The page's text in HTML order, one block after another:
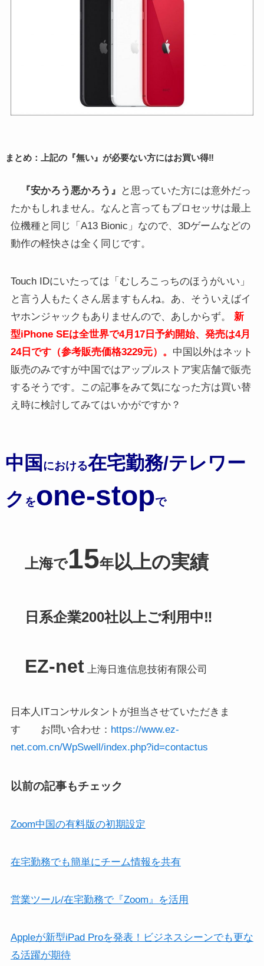
まとめ：上記の『無い』が必要ない方にはお買い得‼️
『安かろう悪かろう』
と思っていた方には意外だっ
たかもしれません。なんと言ってもプロセッサは最上
位機種と同じ「 A13 Bionic」なので、3Dゲームなどの
動作の軽快さは全く同じです。
Touch IDにいたっては「むしろこっちのほうがいい」
と言う人もたくさん居ますもんね。あ、そういえばイ
ヤホンジャックもありませんので、あしからず。
新
型iPhone SEは全世界で4月17日予約開始、発売は4月
24日です（参考販売価格3229元）。 中国以外はネット
販売のみですが中国ではアップルストア実店舗で販売
するそうです。この記事をみて気になった方は買い替
え時に検討してみてはいかがですか？
中国 における在宅勤務/テレワー
ク をone-stopで
上海で15年以上の実績
日系企業200社以上ご利用中‼️
EZ-net上海日進信息技術有限公司
日本人ITコンサルタントが担当させていただきま
す お問い合わせ： https://www.ez-
net.com.cn/WpSwell/index.php?id=contactus
以前の記事もチェック
Zoom中国の有料版の初期設定
在宅勤務でも簡単にチーム情報を共有
営業ツール/在宅勤務で『Zoom』を活用
Appleが新型iPad Proを発表！ビジネスシーンでも更な
る活躍が期待